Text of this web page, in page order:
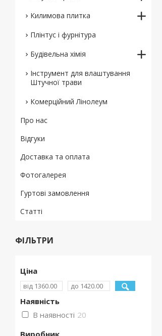
Килимова плитка
Плінтус і фурнітура
Будівельна хімія
Інструмент для влаштування
Штучної трави
Комерційний Лінолеум
Про нас
Відгуки
Доставка та оплата
Фотогалерея
Гуртові замовлення
Статті
ФІЛЬТРИ
Ціна
Наявність
В наявності 20
Виробник